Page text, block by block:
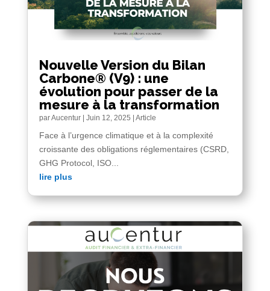
Nouvelle Version du Bilan
Carbone® (V9) : une
évolution pour passer de la
mesure à la transformation
parAucentur| Juin 12, 2025 | Article
Face à l’urgence climatique et à la complexité
croissante des obligations réglementaires (CSRD,
GHG Protocol, ISO...
lire plus